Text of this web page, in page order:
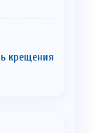
крещения